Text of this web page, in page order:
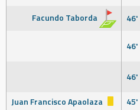
Facundo Taborda
46'
46'
46'
Juan Francisco Apaolaza
45'